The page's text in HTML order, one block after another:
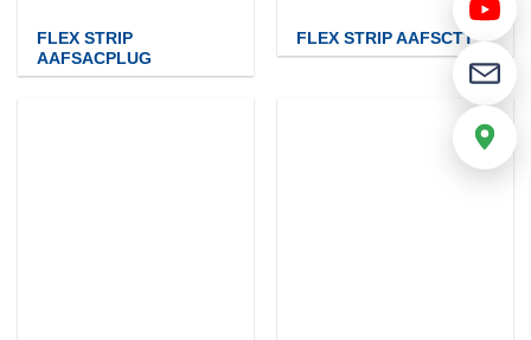
FLEX STRIP
AAFSACPLUG
FLEX STRIP AAFSCTT